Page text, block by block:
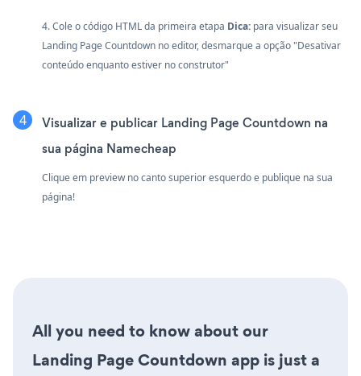
4. Cole o código HTML da primeira etapa Dica: para visualizar seu
Landing Page Countdown no editor, desmarque a opção "Desativar
conteúdo enquanto estiver no construtor"
Visualizar e publicar Landing Page Countdown na
sua página Namecheap
Clique em preview no canto superior esquerdo e publique na sua
página!
All you need to know about our
Landing Page Countdown app is just a